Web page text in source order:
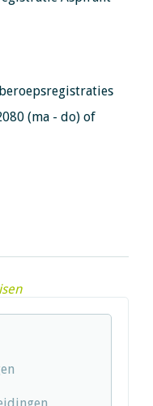
(ma - do) of